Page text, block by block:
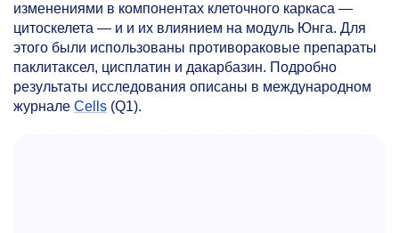
изменениями в компонентах клеточного каркаса —
цитоскелета — и и их влиянием на модуль Юнга. Для
этого были использованы противораковые препараты
паклитаксел, цисплатин и дакарбазин. Подробно
результаты исследования описаны в международном
журнале Cells (Q1).